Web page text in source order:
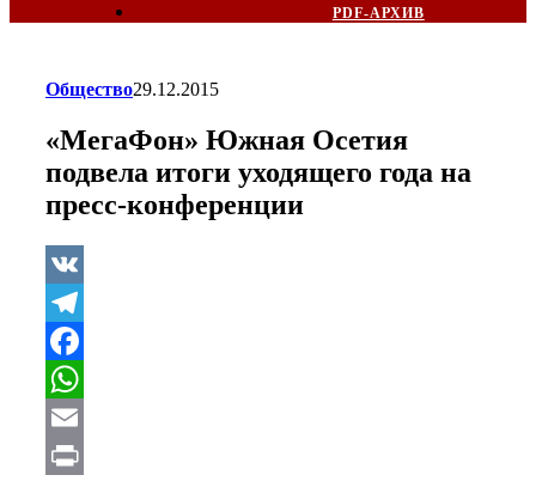
PDF-АРХИВ
Общество29.12.2015
«МегаФон» Южная Осетия
подвела итоги уходящего года на
пресс-конференции
VK
Telegram
Facebook
WhatsApp
Email